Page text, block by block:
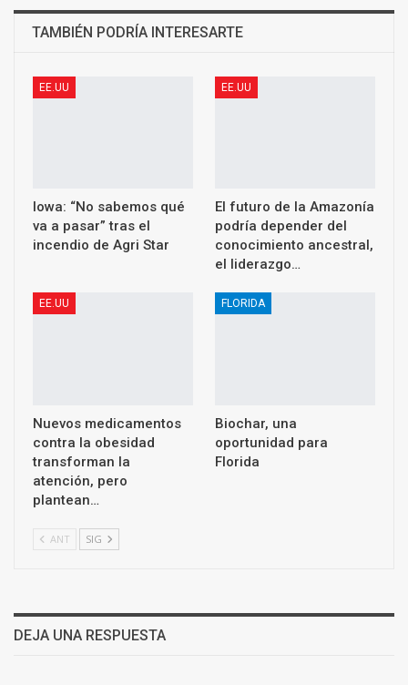
TAMBIÉN PODRÍA INTERESARTE
EE.UU
Iowa: “No sabemos qué
va a pasar” tras el
incendio de Agri Star
EE.UU
El futuro de la Amazonía
podría depender del
conocimiento ancestral,
el liderazgo…
EE.UU
Nuevos medicamentos
contra la obesidad
transforman la
atención, pero
plantean…
FLORIDA
Biochar, una
oportunidad para
Florida
ANT SIG
DEJA UNA RESPUESTA